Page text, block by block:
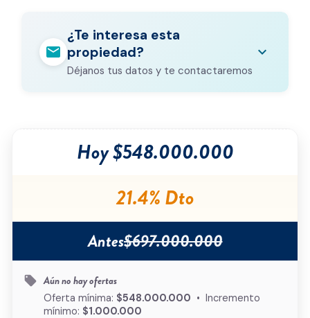
mail
¿Te interesa esta
propiedad?
Déjanos tus datos y te contactaremos
expand_more
Correo electrónico
¿Cómo podemos ayudarte?
Hoy $548.000.000
21.4% Dto
Antes$697.000.000
local_offer Aún no hay ofertas
Oferta mínima: $548.000.000 • Incremento
mínimo: $1.000.000